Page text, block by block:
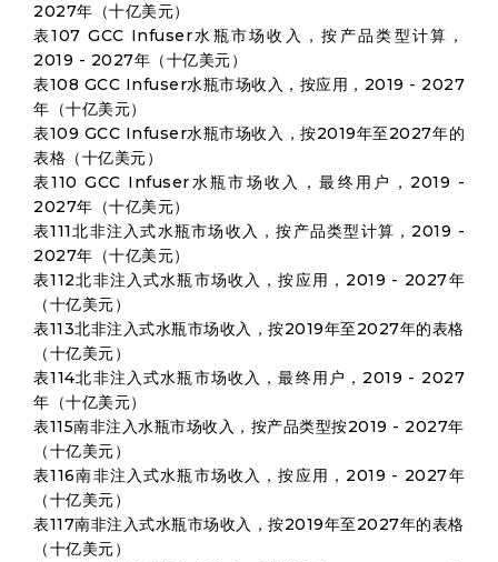
2027年（十亿美元）
表107 GCC Infuser水瓶市场收入，按产品类型计算，
2019 - 2027年（十亿美元）
表108 GCC Infuser水瓶市场收入，按应用，2019 - 2027
年（十亿美元）
表109 GCC Infuser水瓶市场收入，按2019年至2027年的
表格（十亿美元）
表110 GCC Infuser水瓶市场收入，最终用户，2019 -
2027年（十亿美元）
表111北非注入式水瓶市场收入，按产品类型计算，2019 -
2027年（十亿美元）
表112北非注入式水瓶市场收入，按应用，2019 - 2027年
（十亿美元）
表113北非注入式水瓶市场收入，按2019年至2027年的表格
（十亿美元）
表114北非注入式水瓶市场收入，最终用户，2019 - 2027
年（十亿美元）
表115南非注入水瓶市场收入，按产品类型按2019 - 2027年
（十亿美元）
表116南非注入式水瓶市场收入，按应用，2019 - 2027年
（十亿美元）
表117南非注入式水瓶市场收入，按2019年至2027年的表格
（十亿美元）